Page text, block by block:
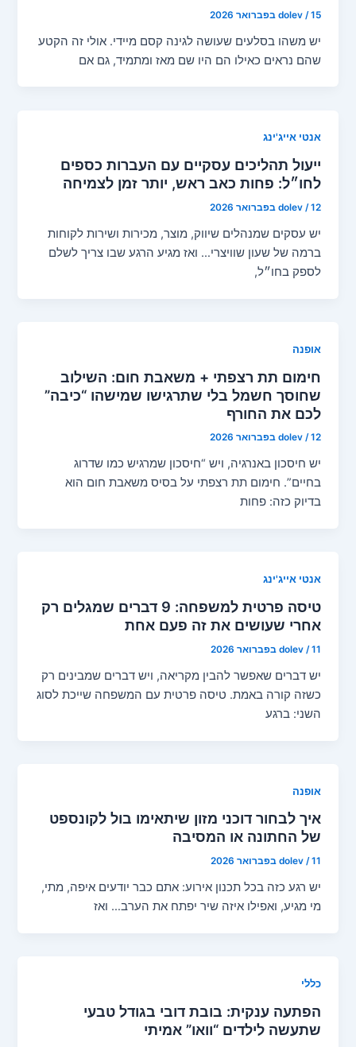
dolev /15 בפברואר 2026
יש משהו בסלעים שעושה לגינה קסם מיידי. אולי זה הקטע
שהם נראים כאילו הם היו שם מאז ומתמיד, גם אם
אנטי אייג'ינג
ייעול תהליכים עסקיים עם העברות כספים
לחו״ל: פחות כאב ראש, יותר זמן לצמיחה
dolev /12 בפברואר 2026
יש עסקים שמנהלים שיווק, מוצר, מכירות ושירות לקוחות
ברמה של שעון שוויצרי… ואז מגיע הרגע שבו צריך לשלם
לספק בחו״ל,
אופנה
חימום תת רצפתי + משאבת חום: השילוב
שחוסך חשמל בלי שתרגישו שמישהו “כיבה”
לכם את החורף
dolev /12 בפברואר 2026
יש חיסכון באנרגיה, ויש “חיסכון שמרגיש כמו שדרוג
בחיים”. חימום תת רצפתי על בסיס משאבת חום הוא
בדיוק כזה: פחות
אנטי אייג'ינג
טיסה פרטית למשפחה: 9 דברים שמגלים רק
אחרי שעושים את זה פעם אחת
dolev /11 בפברואר 2026
יש דברים שאפשר להבין מקריאה, ויש דברים שמבינים רק
כשזה קורה באמת. טיסה פרטית עם המשפחה שייכת לסוג
השני: ברגע
אופנה
איך לבחור דוכני מזון שיתאימו בול לקונספט
של החתונה או המסיבה
dolev /11 בפברואר 2026
יש רגע כזה בכל תכנון אירוע: אתם כבר יודעים איפה, מתי,
מי מגיע, ואפילו איזה שיר יפתח את הערב… ואז
כללי
הפתעה ענקית: בובת דובי בגודל טבעי
שתעשה לילדים “וואו” אמיתי